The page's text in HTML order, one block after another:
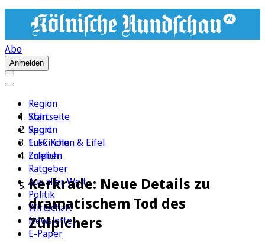
Abo
Anmelden
Region
Köln
Sport
1. FC Köln
Erleben
Ratgeber
Aus aller Welt
Politik
Wirtschaft
Newsletter
E-Paper
Startseite
Region
Euskirchen & Eifel
Zülpich
Kerkrade: Neue Details zu
dramatischem Tod des
Zülpichers